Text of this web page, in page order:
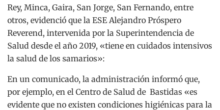
Rey, Minca, Gaira, San Jorge, San Fernando, entre
otros, evidenció que la ESE Alejandro Próspero
Reverend, intervenida por la Superintendencia de
Salud desde el año 2019, «tiene en cuidados intensivos
la salud de los samarios»:
En un comunicado, la administración informó que,
por ejemplo, en el Centro de Salud de Bastidas «es
evidente que no existen condiciones higiénicas para la